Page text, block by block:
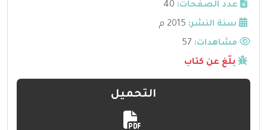
عدد الصفحات: 40
سنة النشر: 2015 م
مشاهدات:
بلّغ عن كتاب
التحميل